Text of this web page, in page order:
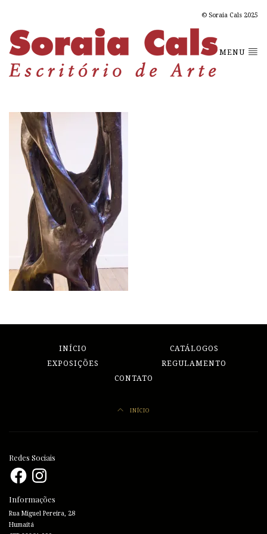
© Soraia Cals 2025
MENU
INÍCIO
CATÁLOGOS
EXPOSIÇÕES
REGULAMENTO
CONTATO
INÍCIO
Redes Sociais
FacebookInstagram
Informações
Rua Miguel Pereira, 28
Humaitá